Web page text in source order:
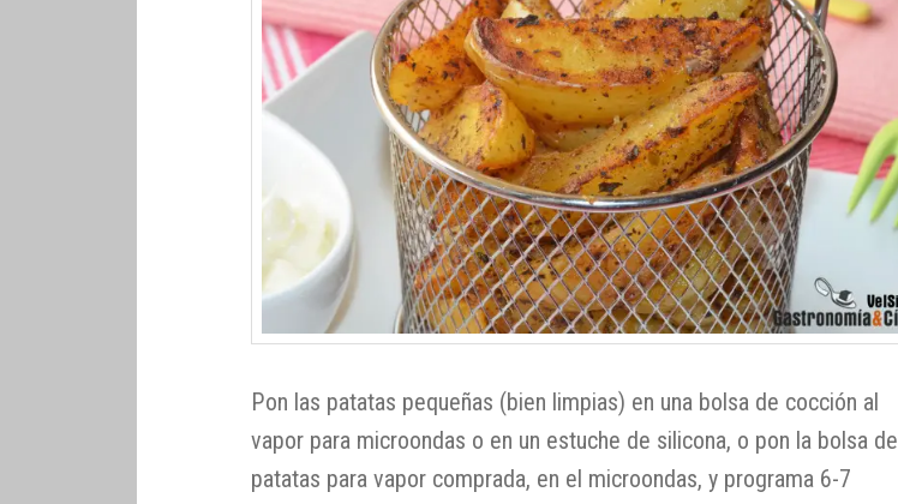
Pon las patatas pequeñas (bien limpias) en una bolsa de cocción al
vapor para microondas o en un estuche de silicona, o pon la bolsa de
patatas para vapor comprada, en el microondas, y programa 6-7